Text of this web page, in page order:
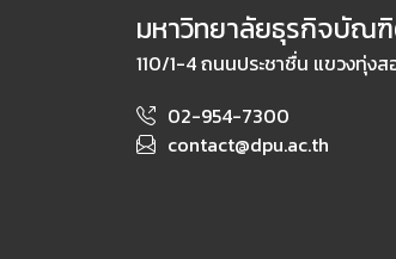
มหาวิทยาลัยธุรกิจบัณ
110/1-4 ถนนประชาชื่น แขวงทุ่ง
02-954-7300
contact@dpu.ac.th